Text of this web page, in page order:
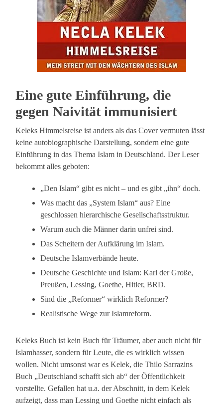
Eine gute Einführung, die
gegen Naivität immunisiert
Keleks Himmelsreise ist anders als das Cover vermuten lässt
keine autobiographische Darstellung, sondern eine gute
Einführung in das Thema Islam in Deutschland. Der Leser
bekommt alles geboten:
„Den Islam“ gibt es nicht – und es gibt „ihn“ doch.
Was macht das „System Islam“ aus? Eine
geschlossen hierarchische Gesellschaftsstruktur.
Warum auch die Männer darin unfrei sind.
Das Scheitern der Aufklärung im Islam.
Deutsche Islamverbände heute.
Deutsche Geschichte und Islam: Karl der Große,
Preußen, Lessing, Goethe, Hitler, BRD.
Sind die „Reformer“ wirklich Reformer?
Realistische Wege zur Islamreform.
Keleks Buch ist kein Buch für Träumer, aber auch nicht für
Islamhasser, sondern für Leute, die es wirklich wissen
wollen. Nicht umsonst war es Kelek, die Thilo Sarrazins
Buch „Deutschland schafft sich ab“ der Öffentlichkeit
vorstellte. Gefallen hat u.a. der Abschnitt, in dem Kelek
aufzeigt, dass man Lessing und Goethe nicht einfach als